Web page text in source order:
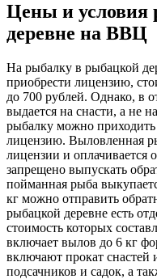
Цены и условия
деревне на ВВЦ
На рыбалку в рыбацкой
приобрести лицензию,
до 700 рублей. Однако, в
выдается на снасти, а не
рыбалку можно
лицензию. Выловленная
лицензии и оплачивается
запрещено выпускать
пойманная рыба
кг можно отправить
рыбацкой деревне есть
стоимость которых
включает вылов до 6 кг
включают прокат снастей
подсачников и садок, а